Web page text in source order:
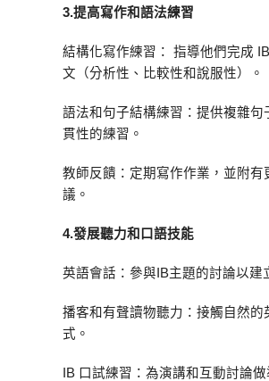
3.提高寫作和語法練習
結構化寫作練習： 指導他們完成
文（分析性、比較性和說服性）。
語法和句子結構練習：提供複雜句
貫性的練習。
教師反饋：定期寫作作業，並附有
議。
4.發展聽力和口語技能
英語會話：參與IB主題的討論以建
播客和有聲讀物聽力：接觸自然的
式。
IB 口試練習：為演講和互動討論做